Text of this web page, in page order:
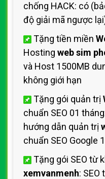
chống HACK: có
độ giải mã ngược
Tặng tiền miền
Hosting web sim
và Host 1500MB
không giới hạn
Tặng gói quản trị
chuẩn SEO 01
hướng dẫn quản trị
chuẩn SEO Google
Tặng gói SEO từ
xemvanmenh: